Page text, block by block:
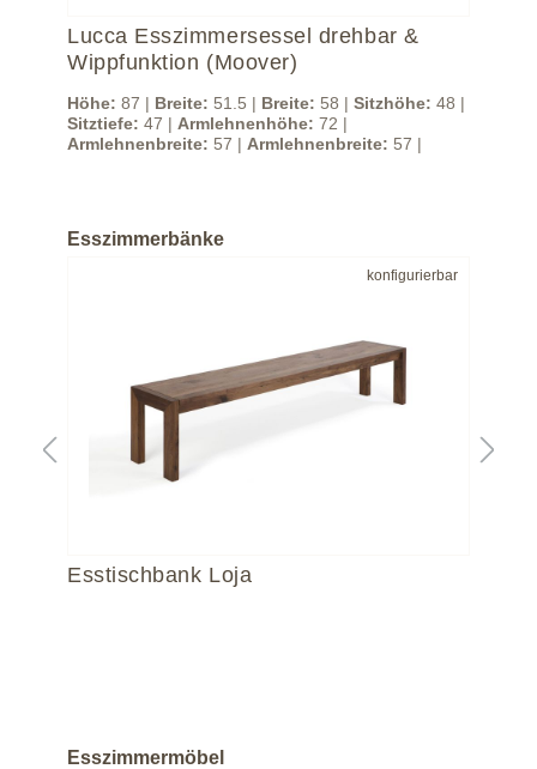
Lucca Esszimmersessel drehbar &
Wippfunktion (Moover)
Höhe: 87 | Breite: 51.5 | Breite: 58 | Sitzhöhe: 48 |
Sitztiefe: 47 | Armlehnenhöhe: 72 |
Armlehnenbreite: 57 | Armlehnenbreite: 57 |
Esszimmerbänke
konfigurierbar
Esstischbank Loja
Esszimmermöbel